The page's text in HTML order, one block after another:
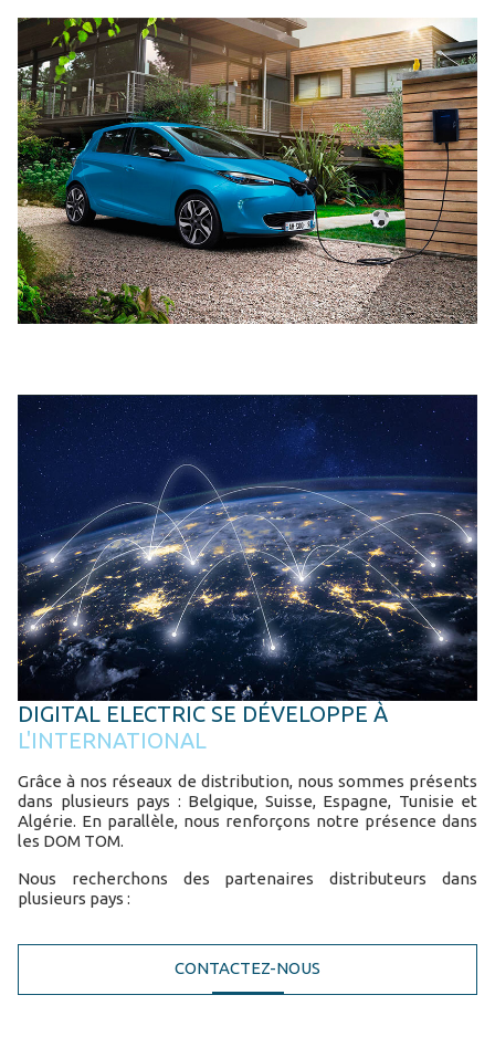
DIGITAL ELECTRIC SE DÉVELOPPE À
L'INTERNATIONAL
Grâce à nos réseaux de distribution, nous sommes présents
dans plusieurs pays : Belgique, Suisse, Espagne, Tunisie et
Algérie. En parallèle, nous renforçons notre présence dans
les DOM TOM.
Nous recherchons des partenaires distributeurs dans
plusieurs pays :
CONTACTEZ-NOUS